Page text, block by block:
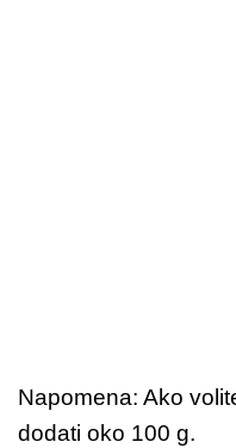
Napomena: Ako
dodati oko 100 g.